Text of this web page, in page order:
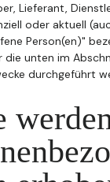
Lieferant,
oder aktuell
Person(en)"
die unten im
durchgeführt